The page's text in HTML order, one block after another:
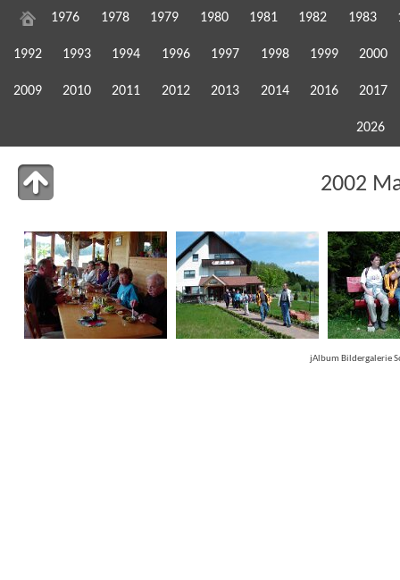
1976 1978 1979 1980 1981 1982 1983
1992 1993 1994 1996 1997 1998 1999 2000
2009 2010 2011 2012 2013 2014 2016 2017
2026
2002
jAlbum Bildergalerie